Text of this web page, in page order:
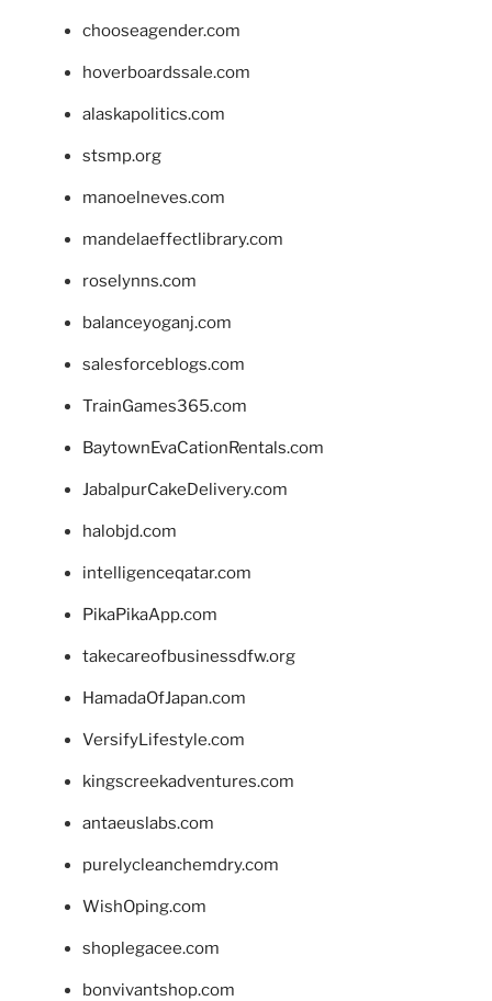
chooseagender.com
hoverboardssale.com
alaskapolitics.com
stsmp.org
manoelneves.com
mandelaeffectlibrary.com
roselynns.com
balanceyoganj.com
salesforceblogs.com
TrainGames365.com
BaytownEvaCationRentals.com
JabalpurCakeDelivery.com
halobjd.com
intelligenceqatar.com
PikaPikaApp.com
takecareofbusinessdfw.org
HamadaOfJapan.com
VersifyLifestyle.com
kingscreekadventures.com
antaeuslabs.com
purelycleanchemdry.com
WishOping.com
shoplegacee.com
bonvivantshop.com